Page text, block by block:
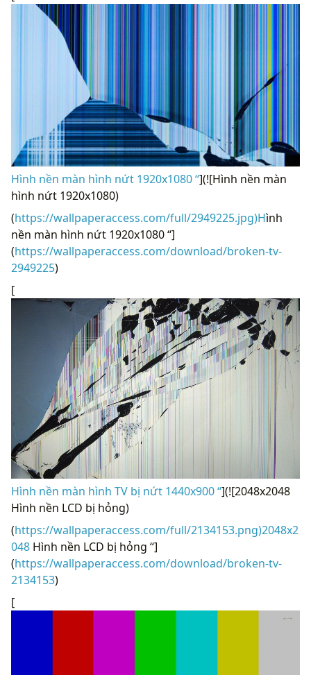
Hình nền màn hình nứt 1920x1080 “](![Hình nền màn
hình nứt 1920x1080)
(https://wallpaperaccess.com/full/2949225.jpg)Hình
nền màn hình nứt 1920x1080 “]
(https://wallpaperaccess.com/download/broken-tv-
2949225)
[
Hình nền màn hình TV bị nứt 1440x900 “](![2048x2048
Hình nền LCD bị hỏng)
(https://wallpaperaccess.com/full/2134153.png)2048x2
048 Hình nền LCD bị hỏng “]
(https://wallpaperaccess.com/download/broken-tv-
2134153)
[